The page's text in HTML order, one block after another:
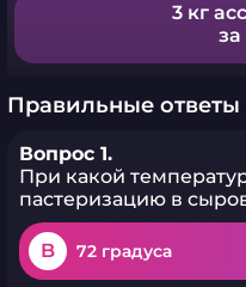
3 кг
за
Правильные ответы
Вопрос 1.
При какой
пастеризацию в
B 72 градуса